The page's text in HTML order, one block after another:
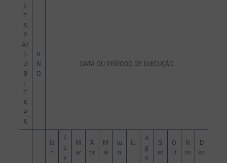
E
T
A
P
A/
S
U
B
E
T
A
P
A
A
N
O
DATA OU PERÍODO DE EXECUÇÃO
Ja
n
F
e
v
M
ar
A
br
M
ai
Ju
n
Ju
l
A
g
o
S
et
O
ut
N
ov
D
ez